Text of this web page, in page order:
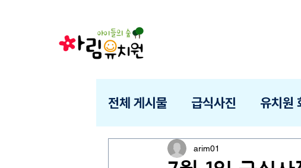
전체 게시물 급식사진 유치원
arim01